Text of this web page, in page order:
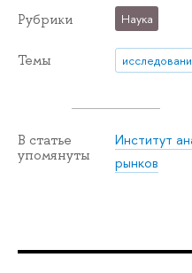
Рубрики Наука
Темы
В статье
упомянуты
Институт
рынков